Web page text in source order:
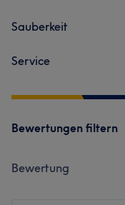
Sauberkeit
Service
Bewertungen filtern
Bewertung